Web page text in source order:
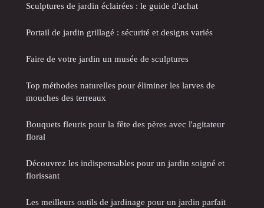
Sculptures de jardin éclairées : le guide d'achat
Portail de jardin grillagé : sécurité et designs variés
Faire de votre jardin un musée de sculptures
Top méthodes naturelles pour éliminer les larves de
mouches des terreaux
Bouquets fleuris pour la fête des pères avec l'agitateur
floral
Découvrez les indispensables pour un jardin soigné et
florissant
Les meilleurs outils de jardinage pour un jardin parfait